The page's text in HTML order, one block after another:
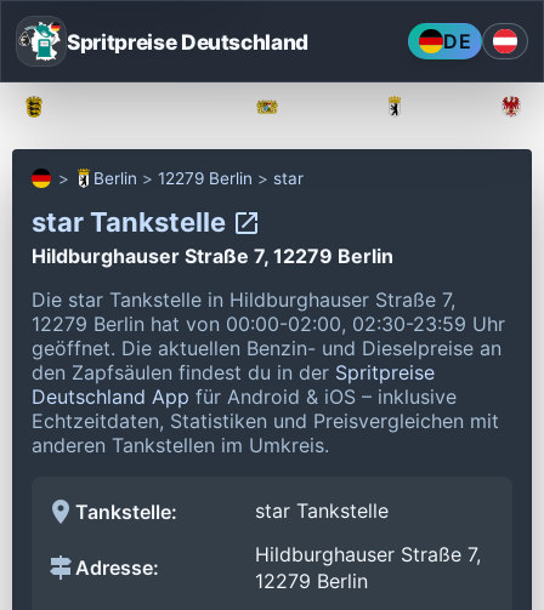
Spritpreise Deutschland DE
Berlin 12279 Berlin star
star Tankstelle
Hildburghauser Straße 7, 12279 Berlin
Die star Tankstelle in Hildburghauser Straße 7,
12279 Berlin hat von 00:00-02:00, 02:30-23:59 Uhr
geöffnet. Die aktuellen Benzin- und Dieselpreise an
den Zapfsäulen findest du in der Spritpreise
Deutschland App für Android & iOS – inklusive
Echtzeitdaten, Statistiken und Preisvergleichen mit
anderen Tankstellen im Umkreis.
Tankstelle: star Tankstelle
Adresse:
Hildburghauser Straße 7,
12279 Berlin